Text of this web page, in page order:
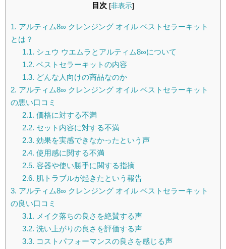
目次 [非表示]
1. アルティム8∞ クレンジング オイル ベストセラーキット
とは？
1.1. シュウ ウエムラとアルティム8∞について
1.2. ベストセラーキットの内容
1.3. どんな人向けの商品なのか
2. アルティム8∞ クレンジング オイル ベストセラーキット
の悪い口コミ
2.1. 価格に対する不満
2.2. セット内容に対する不満
2.3. 効果を実感できなかったという声
2.4. 使用感に関する不満
2.5. 容器や使い勝手に関する指摘
2.6. 肌トラブルが起きたという報告
3. アルティム8∞ クレンジング オイル ベストセラーキット
の良い口コミ
3.1. メイク落ちの良さを絶賛する声
3.2. 洗い上がりの良さを評価する声
3.3. コストパフォーマンスの良さを感じる声